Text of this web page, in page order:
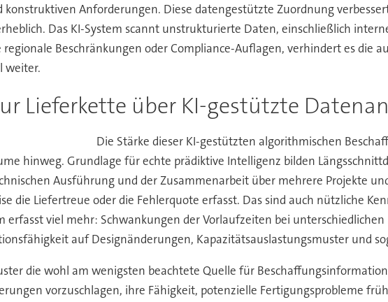
Anforderungen. Diese datengestützte Zuordnung
Das KI-System scannt unstrukturierte Daten, einschließlich
regionale Beschränkungen oder Compliance-Auflagen, verhindert es die
weiter.
Lieferkette über KI-gestützte
Die Stärke dieser KI-gestützten algorithmischen
hinweg. Grundlage für echte prädiktive Intelligenz bilden
Ausführung und der Zusammenarbeit über mehrere Projekte
die Liefertreue oder die Fehlerquote erfasst. Das sind auch nützliche
erfasst viel mehr: Schwankungen der Vorlaufzeiten bei
auf Designänderungen, Kapazitätsauslastungsmuster und
die wohl am wenigsten beachtete Quelle für
vorzuschlagen, ihre Fähigkeit, potenzielle Fertigungsprobleme